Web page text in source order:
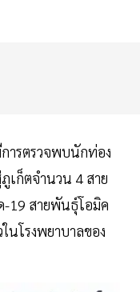
ารตรวจพบนักท่อง
เก็ตจำนวน 4 สาย
-19 สายพันธุ์โอมิค
นโรงพยาบาลของ